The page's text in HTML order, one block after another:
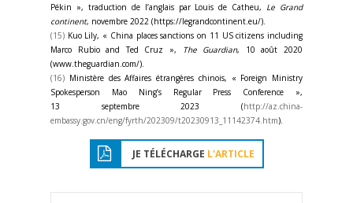
Pékin », traduction de l’anglais par Louis de Catheu, Le Grand
continent, novembre 2022 (https://legrandcontinent.eu/).
(15) Kuo Lily, « China places sanctions on 11 US citizens including
Marco Rubio and Ted Cruz », The Guardian, 10 août 2020
(www.theguardian.com/).
(16) Ministère des Affaires étrangères chinois, « Foreign Ministry
Spokesperson Mao Ning’s Regular Press Conference »,
13 septembre 2023 (http://az.china-
embassy.gov.cn/eng/fyrth/202309/t20230913_11142374.htm).
JE TÉLÉCHARGE L'ARTICLE